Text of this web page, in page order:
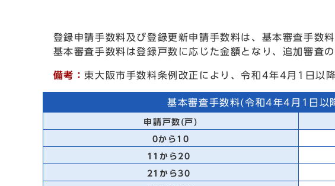
登録申請手数料及び登録更新申請手数料は、基本審査手数
基本審査手数料は登録戸数に応じた金額となり、追加審査
備考：東大阪市手数料条例改正により、令和4年4月1日以
基本審査手数料(令和4年4月1日以
申請戸数(戸)
0から10
11から20
21から30